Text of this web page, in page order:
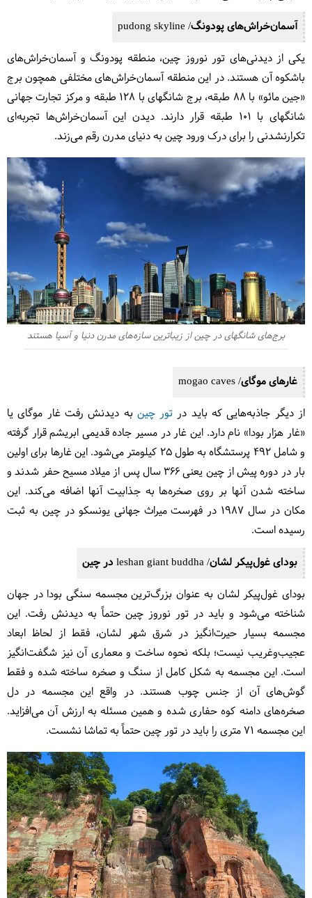
آسمان‌خراش‌های پودونگ/ pudong skyline
یکی از دیدنی‌های تور نوروز چین، منطقه پودونگ و آسمان‌خراش‌های
باشکوه آن هستند. در این منطقه آسمان‌خراش‌های مختلفی همچون برج
«جین مائو» با ۸۸ طبقه، برج شانگهای با ۱۲۸ طبقه و مرکز تجارت جهانی
شانگهای با ۱۰۱ طبقه قرار دارند. دیدن این آسمان‌خراش‌ها تجربه‌ای
تکرارنشدنی را برای درک ورود چین به دنیای مدرن رقم می‌زند.
برج‌های شانگهای در چین از زیباترین سازه‌های مدرن دنیا و آسیا هستند
غارهای موگای/ mogao caves
از دیگر جاذبه‌هایی که باید در تور چین به دیدنش رفت غار موگای یا
«غار هزار بودا» نام دارد. این غار در مسیر جاده قدیمی ابریشم قرار گرفته
و شامل 492 پرستشگاه به طول ۲۵ کیلومتر می‌شود. این غارها برای اولین
بار در دوره پیش از چین یعنی ۳۶۶ سال پس از میلاد مسیح حفر شدند و
ساخته شدن آنها بر روی صخره‌ها به جذابیت آنها اضافه می‌کند. این
مکان در سال 1987 در فهرست میراث جهانی یونسکو در چین به ثبت
رسیده است.
بودای غول‌پیکر لشان/ leshan giant buddha در چین
بودای غول‌پیکر لشان به عنوان بزرگ‌ترین مجسمه سنگی بودا در جهان
شناخته می‌شود و باید در تور نوروز چین حتماً به دیدنش رفت. این
مجسمه بسیار حیرت‌انگیز در شرق شهر لشان، فقط از لحاظ ابعاد
عجیب‌وغریب نیست؛ بلکه نحوه ساخت و معماری آن نیز شگفت‌انگیز
است. این مجسمه به شکل کامل از سنگ و صخره ساخته شده و فقط
گوش‌های آن از جنس چوب هستند. در واقع این مجسمه در دل
صخره‌های دامنه کوه حفاری شده و همین مسئله به ارزش آن می‌افزاید.
این مجسمه ۷۱ متری را باید در تور چین حتماً به تماشا نشست.